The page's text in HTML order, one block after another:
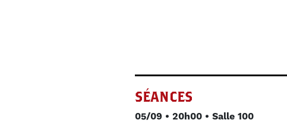
SÉANCES
05/09 • 20h00 • Salle 100